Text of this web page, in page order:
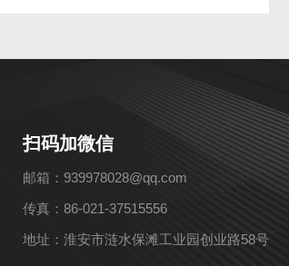
扫码加微信
邮箱：939978028@qq.com
传真：86-021-37515556
地址：淮安市涟水保滩工业园创业路58号